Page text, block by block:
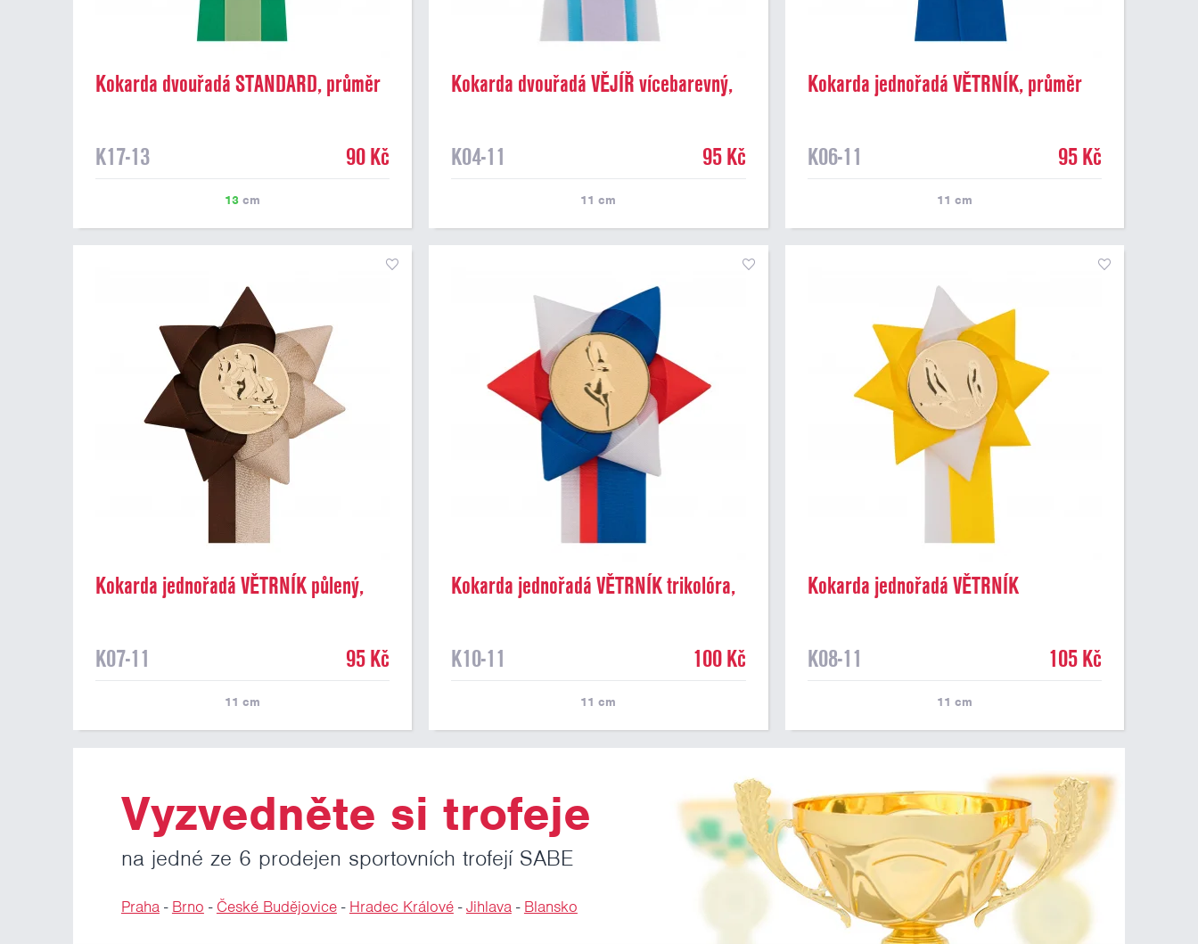
Kokarda dvouřadá STANDARD, průměr
K17-13
90 Kč
13cm
Kokarda dvouřadá VĚJÍŘ vícebarevný,
K04-11
95 Kč
11 cm
Kokarda jednořadá VĚTRNÍK, průměr
K06-11
95 Kč
11 cm
Kokarda jednořadá VĚTRNÍK půlený,
K07-11
95 Kč
11 cm
Kokarda jednořadá VĚTRNÍK trikolóra,
K10-11
100 Kč
11 cm
Kokarda jednořadá VĚTRNÍK
K08-11
105 Kč
11 cm
Vyzvedněte si trofeje
na jedné ze 6 prodejen sportovních trofejí SABE
Praha- Brno - České Budějovice- Hradec Králové-Jihlava- Blansko